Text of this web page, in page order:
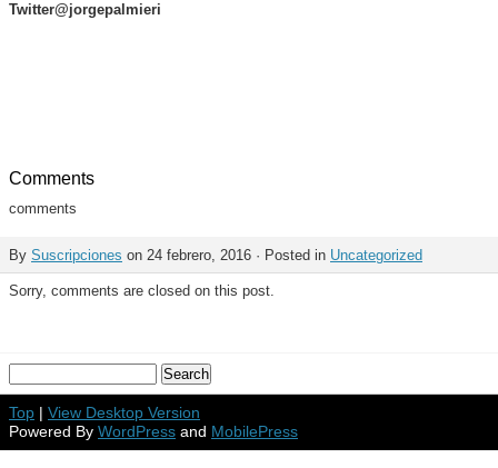
Twitter@jorgepalmieri
Comments
comments
By Suscripciones on 24 febrero, 2016 · Posted in Uncategorized
Sorry, comments are closed on this post.
Top | View Desktop Version
Powered By WordPress and MobilePress